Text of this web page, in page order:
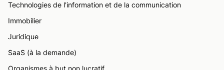
Technologies de l'information et de la communication
Immobilier
Juridique
SaaS (à la demande)
Organismes à but non lucratif